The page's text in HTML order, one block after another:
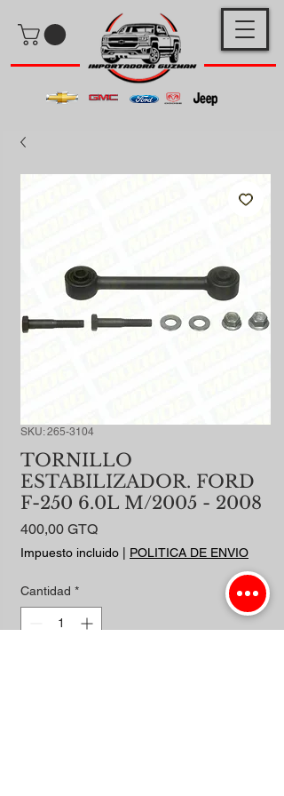
SKU: 265-3104
TORNILLO
ESTABILIZADOR. FORD
F-250 6.0L M/2005 - 2008
400,00 GTQPrecio
Impuesto incluido POLITICA DE ENVIO
Cantidad *